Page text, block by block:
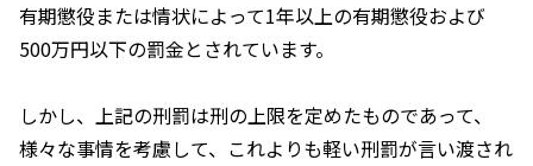
有期懲役または情状によって1年以上の有期懲役および
500万円以下の罰金とされています。
しかし、上記の刑罰は刑の上限を定めたものであって、
様々な事情を考慮して、これよりも軽い刑罰が言い渡され